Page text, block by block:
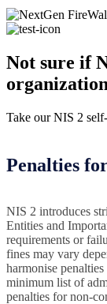
Not sure if
Take our NIS 2
Penalties
NIS 2 introduces
Entities and
requirements or
fines may vary
harmonise
minimum list of
penalties for non-